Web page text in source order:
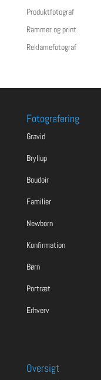
Produktfotograf
Rammer og print
Reklamefotograf
Fotografering
Gravid
Bryllup
Boudoir
Familier
Newborn
Konfirmation
Børn
Portræt
Erhverv
Oversigt